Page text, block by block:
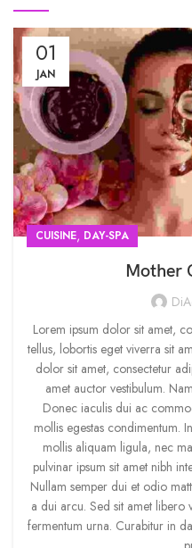
01
JAN
CUISINE, DAY-SPA
Mother
Lorem ipsum dolor sit amet,
tellus, lobortis eget viverra sit
dolor sit amet, consectetur
amet auctor vestibulum.
Donec iaculis dui ac
mollis egestas condimentum.
mollis aliquam ligula, nec
pulvinar ipsum sit amet nibh
Nullam semper dui et odio
a dui arcu. Sed sit amet
fermentum urna. Curabitur in